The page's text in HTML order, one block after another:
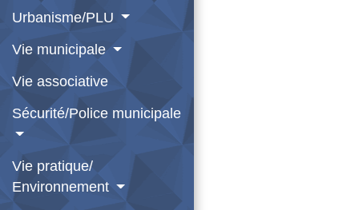
Urbanisme/PLU
Vie municipale
Vie associative
Sécurité/Police municipale
Vie pratique/
Environnement